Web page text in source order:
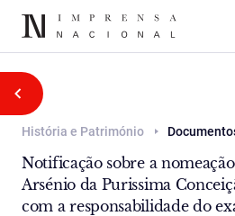
História e Património
Notificação sobre a
Arsénio da Purissima
com a responsabilidade do